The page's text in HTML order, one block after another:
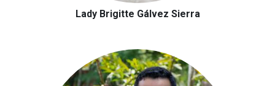
Lady Brigitte Gálvez Sierra